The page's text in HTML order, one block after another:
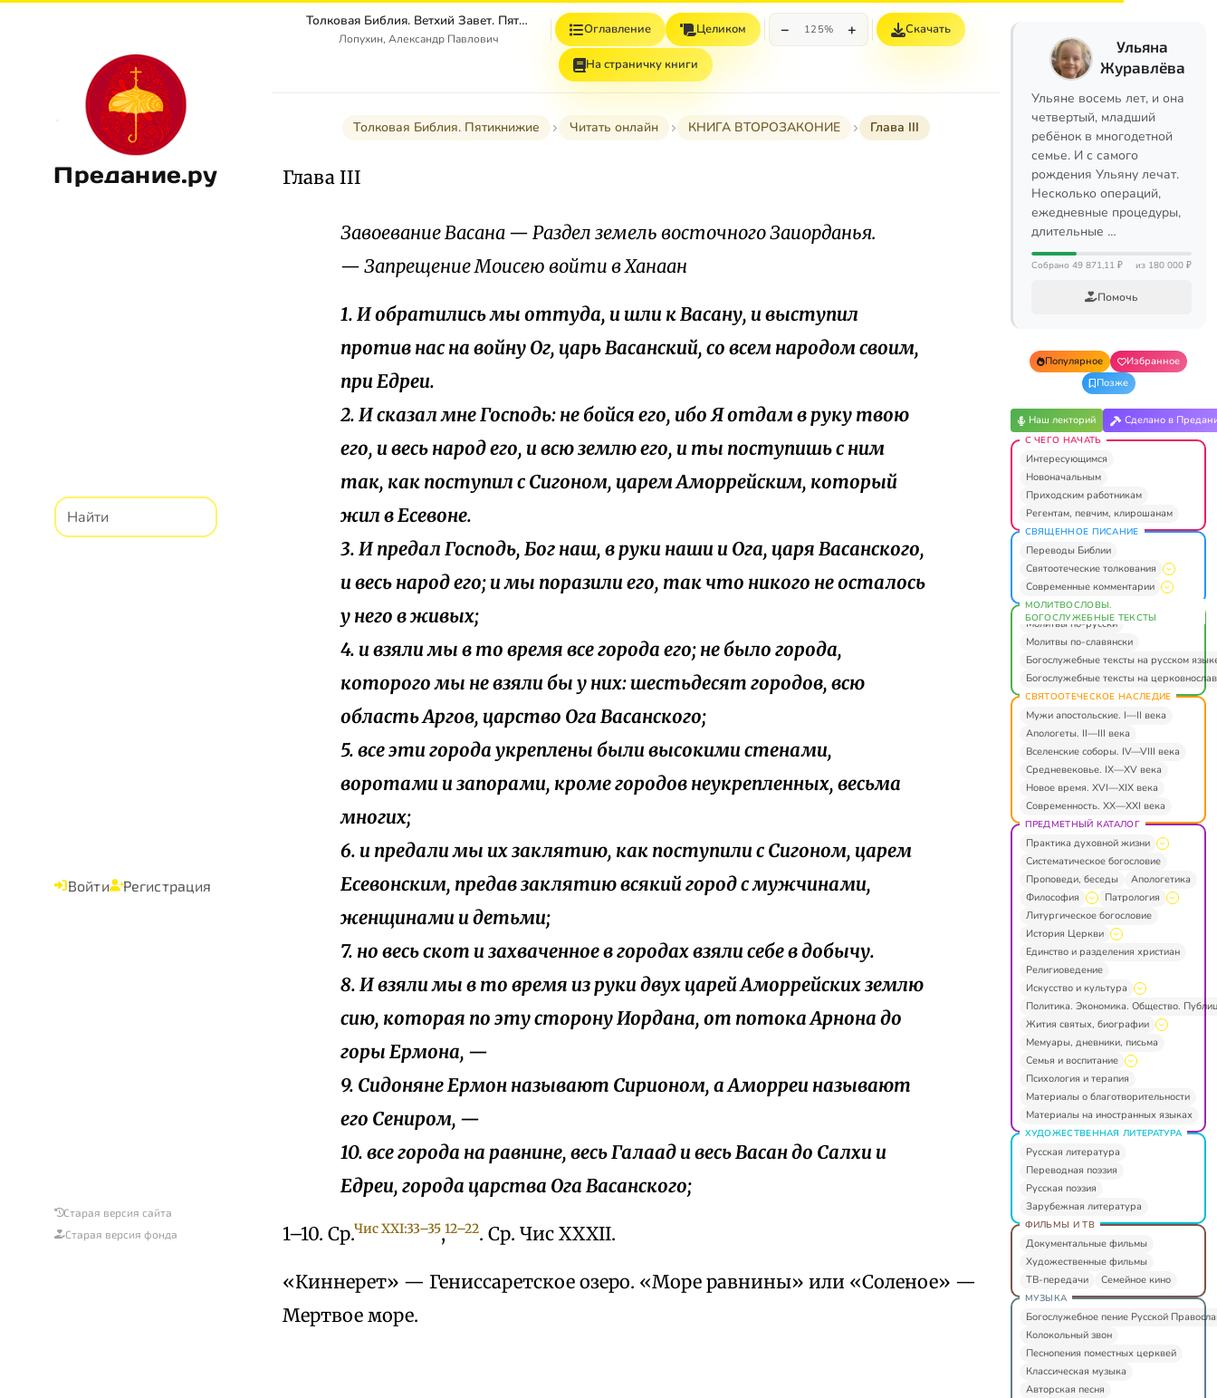
Предание.ру
Войти Регистрация
Старая версия сайта
Старая версия фонда
Толковая Библия. Ветхий Завет. Пятикнижие.
Лопухин, Александр Павлович
Оглавление Целиком − 125% + Скачать
На страничку книги
Толковая Библия. Пятикнижие Читать онлайн КНИГА ВТОРОЗАКОНИЕ Глава III
Глава III
Завоевание Васана — Раздел земель восточного Заиорданья.
— Запрещение Моисею войти в Ханаан
1. И обратились мы оттуда, и шли к Васану, и выступил
против нас на войну Ог, царь Васанский, со всем народом своим,
при Едреи.
2. И сказал мне Господь: не бойся его, ибо Я отдам в руку твою
его, и весь народ его, и всю землю его, и ты поступишь с ним
так, как поступил с Сигоном, царем Аморрейским, который
жил в Есевоне.
3. И предал Господь, Бог наш, в руки наши и Ога, царя Васанского,
и весь народ его; и мы поразили его, так что никого не осталось
у него в живых;
4. и взяли мы в то время все города его; не было города,
которого мы не взяли бы у них: шестьдесят городов, всю
область Аргов, царство Ога Васанского;
5. все эти города укреплены были высокими стенами,
воротами и запорами, кроме городов неукрепленных, весьма
многих;
6. и предали мы их заклятию, как поступили с Сигоном, царем
Есевонским, предав заклятию всякий город с мужчинами,
женщинами и детьми;
7. но весь скот и захваченное в городах взяли себе в добычу.
8. И взяли мы в то время из руки двух царей Аморрейских землю
сию, которая по эту сторону Иордана, от потока Арнона до
горы Ермона, —
9. Сидоняне Ермон называют Сирионом, а Аморреи называют
его Сениром, —
10. все города на равнине, весь Галаад и весь Васан до Салхи и
Едреи, города царства Ога Васанского;
1–10. Ср.Чис XXI:33–35,12–22. Ср. Чис XXXII.
«Киннерет» — Гениссаретское озеро. «Море равнины» или «Соленое» —
Мертвое море.
Ульяна
Журавлёва
Ульяне восемь лет, и она
четвертый, младший
ребёнок в многодетной
семье. И с самого
рождения Ульяну лечат.
Несколько операций,
ежедневные процедуры,
длительные …
Собрано 49 871,11 ₽ из 180 000 ₽
Помочь
Популярное
Избранное
Позже
Наш лекторий Сделано в
С ЧЕГО НАЧАТЬ
Интересующимся
Новоначальным
Приходским работникам
Регентам, певчим, клирошанам
СВЯЩЕННОЕ ПИСАНИЕ
Переводы Библии
Святоотеческие толкования
Современные комментарии
МОЛИТВОСЛОВЫ.
БОГОСЛУЖЕБНЫЕ ТЕКСТЫ
Молитвы по-русски
Молитвы по-славянски
Богослужебные тексты на русском
Богослужебные тексты на
СВЯТООТЕЧЕСКОЕ НАСЛЕДИЕ
Мужи апостольские. I—II века
Апологеты. II—III века
Вселенские соборы. IV—VIII века
Средневековье. IX—XV века
Новое время. XVI—XIX века
Современность. XX—XXI века
ПРЕДМЕТНЫЙ КАТАЛОГ
Практика духовной жизни
Систематическое богословие
Проповеди, беседы
Апологетика
Философия
Патрология
Литургическое богословие
История Церкви
Единство и разделения христиан
Религиоведение
Искусство и культура
Политика. Экономика. Общество.
Жития святых, биографии
Мемуары, дневники, письма
Семья и воспитание
Психология и терапия
Материалы о благотворительности
Материалы на иностранных языках
ХУДОЖЕСТВЕННАЯ ЛИТЕРАТУРА
Русская литература
Переводная поэзия
Русская поэзия
Зарубежная литература
ФИЛЬМЫ И ТВ
Документальные фильмы
Художественные фильмы
ТВ-передачи
Семейное кино
МУЗЫКА
Богослужебное пение Русской
Колокольный звон
Песнопения поместных церквей
Классическая музыка
Авторская песня